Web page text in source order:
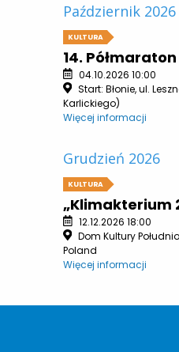
Październik 2026
KULTURA
14.
04.10.2026 10:00
Start: Błonie, ul.
Karlickiego)
Więcej informacji
Grudzień 2026
KULTURA
„Klimakterium
12.12.2026 18:00
Dom Kultury
Poland
Więcej informacji